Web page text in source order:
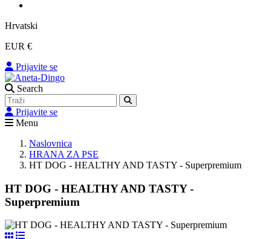
Hrvatski
EUR €
Prijavite se
Search
Prijavite se
Menu
Naslovnica
HRANA ZA PSE
HT DOG - HEALTHY AND TASTY - Superpremium
HT DOG - HEALTHY AND TASTY -
Superpremium